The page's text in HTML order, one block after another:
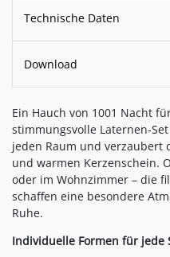
Technische Daten
Download
Ein Hauch von 1001 Nacht
stimmungsvolle Laternen-
jeden Raum und verzaubert
und warmen Kerzenschein.
oder im Wohnzimmer – die
schaffen eine besondere
Ruhe.
Individuelle Formen für jede